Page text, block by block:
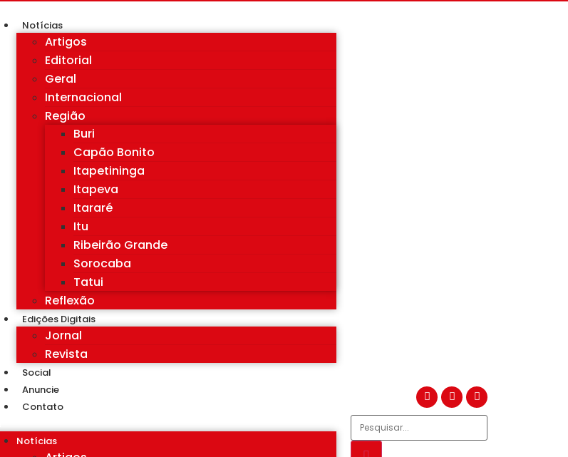
Notícias
Artigos
Editorial
Geral
Internacional
Região
Buri
Capão Bonito
Itapetininga
Itapeva
Itararé
Itu
Ribeirão Grande
Sorocaba
Tatui
Reflexão
Edições Digitais
Jornal
Revista
Social
Anuncie
Contato
Notícias